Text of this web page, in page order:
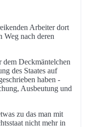
Arbeiter dort
Weg nach deren
Deckmäntelchen
des Staates auf
haben -
Ausbeutung und
zu das man mit
nicht mehr in